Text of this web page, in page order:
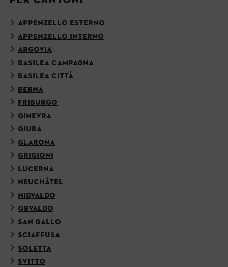
APPENZELLO ESTERNO
APPENZELLO INTERNO
ARGOVIA
BASILEA CAMPAGNA
BASILEA CITTÀ
BERNA
FRIBURGO
GINEVRA
GIURA
GLARONA
GRIGIONI
LUCERNA
NEUCHÂTEL
NIDVALDO
OBVALDO
SAN GALLO
SCIAFFUSA
SOLETTA
SVITTO